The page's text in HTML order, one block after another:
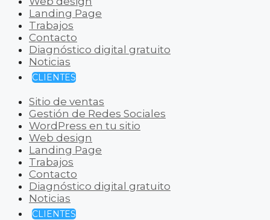
Landing Page
Trabajos
Contacto
Diagnóstico digital gratuito
Noticias
CLIENTES
Sitio de ventas
Gestión de Redes Sociales
WordPress en tu sitio
Web design
Landing Page
Trabajos
Contacto
Diagnóstico digital gratuito
Noticias
CLIENTES